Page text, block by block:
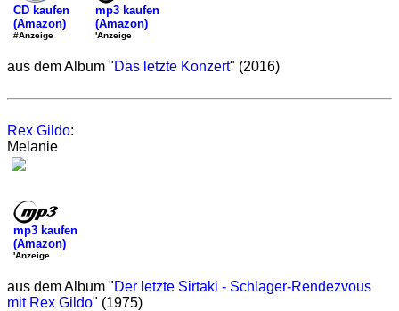
CD kaufen
(Amazon)
#Anzeige
mp3 kaufen
(Amazon)
'Anzeige
aus dem Album "Das letzte Konzert" (2016)
Rex Gildo:
Melanie
mp3 kaufen
(Amazon)
'Anzeige
aus dem Album "Der letzte Sirtaki - Schlager-Rendezvous
mit Rex Gildo" (1975)